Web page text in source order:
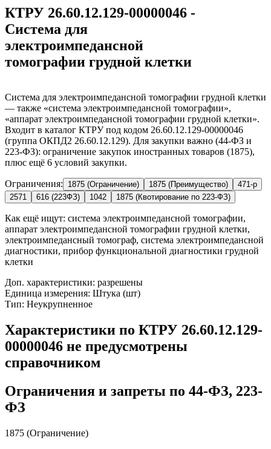
КТРУ 26.60.12.129-00000046 -
Система для
электроимпедансной
томографии грудной клетки
Система для электроимпедансной томографии грудной клетки
— также «система электроимпедансной томографии»,
«аппарат электроимпедансной томографии грудной клетки».
Входит в каталог КТРУ под кодом 26.60.12.129-00000046
(группа ОКПД2 26.60.12.129). Для закупки важно (44-ФЗ и
223-ФЗ): ограничение закупок иностранных товаров (1875),
плюс ещё 6 условий закупки.
Ограничения: 1875 (Ограничение) 1875 (Преимущество)
471-р
2571
616 (223ФЗ) 1042 1875 (Квотирование по 223-ФЗ)
Как ещё ищут: система электроимпедансной томографии,
аппарат электроимпедансной томографии грудной клетки,
электроимпедансный томограф, система электроимпедансной
диагностики, прибор функциональной диагностики грудной
клетки
Доп. характеристики: разрешены
Единица измерения: Штука (шт)
Тип: Неукрупненное
Характеристики по КТРУ 26.60.12.129-
00000046 не предусмотрены
справочником
Ограничения и запреты по 44-ФЗ, 223-
ФЗ
1875 (Ограничение)